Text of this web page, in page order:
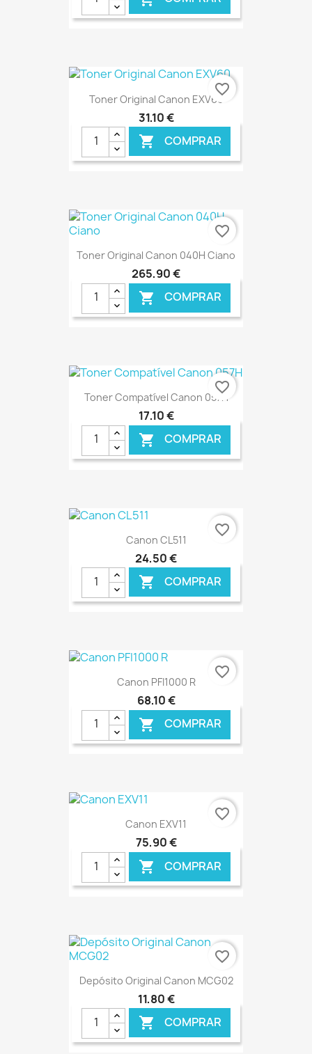
€ ONLINE
Toner Original Canon EXV60
31,10 €
 COMPRAR
€ ONLINE
favorite_border
Toner Original Canon 040H Ciano
265,90 €
 COMPRAR
€ ONLINE
favorite_border
Toner Compatível Canon 057H
17,10 €
 COMPRAR
€ ONLINE
favorite_border
Canon CL511
24,50 €
 COMPRAR
€ ONLINE
favorite_border
Canon PFI1000 R
68,10 €
 COMPRAR
€ ONLINE
favorite_border
Canon EXV11
75,90 €
 COMPRAR
€ ONLINE
favorite_border
Depósito Original Canon MCG02
11,80 €
 COMPRAR
favorite_border